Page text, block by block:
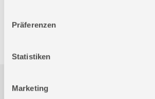
Präferenzen
Statistiken
Marketing